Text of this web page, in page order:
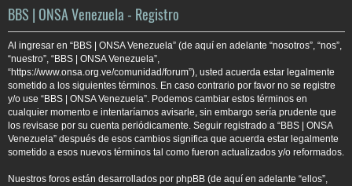
a
r
BBS | ONSA Venezuela - Registro
Al ingresar en “BBS | ONSA Venezuela” (de aquí en adelante “nosotros”, “nos”,
“nuestro”, “BBS | ONSA Venezuela”,
“https://www.onsa.org.ve/comunidad/forum”), usted acuerda estar legalmente
sometido a los siguientes términos. En caso contrario por favor no se registre
y/o use “BBS | ONSA Venezuela”. Podemos cambiar estos términos en
cualquier momento e intentaríamos avisarle, sin embargo sería prudente que
los revisase por su cuenta periódicamente. Seguir registrado a “BBS | ONSA
Venezuela” después de esos cambios significa que acuerda estar legalmente
sometido a esos nuevos términos tal como fueron actualizados y/o reformados.
Nuestros foros están desarrollados por phpBB (de aquí en adelante “ellos”,